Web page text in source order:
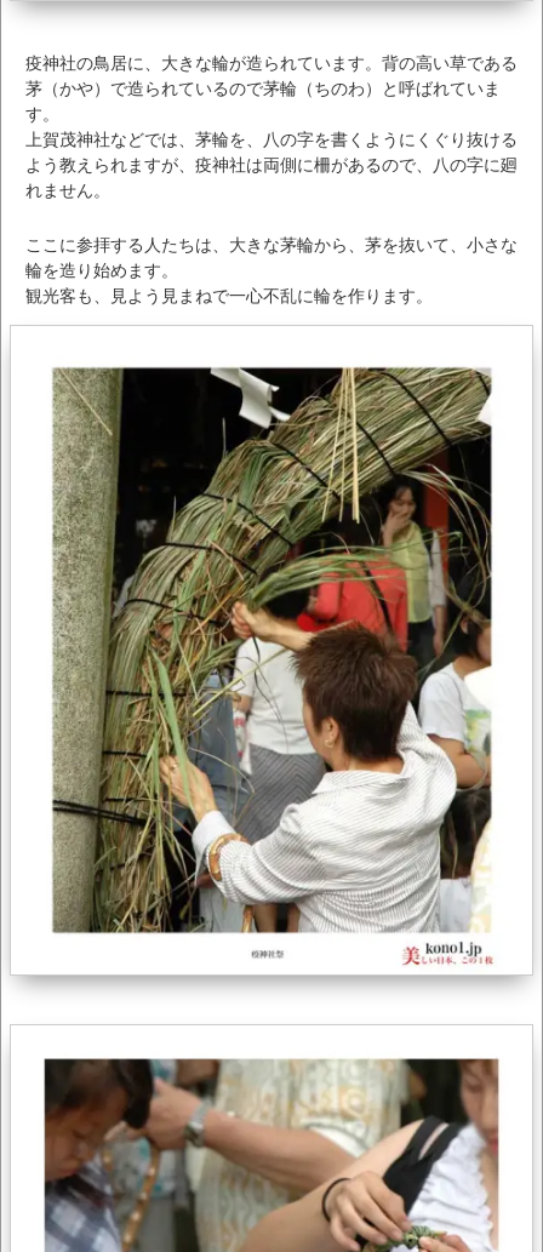
疫神社の鳥居に、大きな輪が造られています。背の高い草である
茅（かや）で造られているので茅輪（ちのわ）と呼ばれていま
す。
上賀茂神社などでは、茅輪を、八の字を書くようにくぐり抜ける
よう教えられますが、疫神社は両側に柵があるので、八の字に廻
れません。
ここに参拝する人たちは、大きな茅輪から、茅を抜いて、小さな
輪を造り始めます。
観光客も、見よう見まねで一心不乱に輪を作ります。